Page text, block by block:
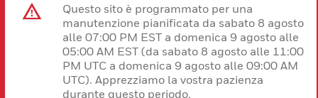
Questo sito è programmato per una
manutenzione pianificata da sabato 8 agosto
alle 07:00 PM EST a domenica 9 agosto alle
05:00 AM EST (da sabato 8 agosto alle 11:00
PM UTC a domenica 9 agosto alle 09:00 AM
UTC). Apprezziamo la vostra pazienza
durante questo periodo.